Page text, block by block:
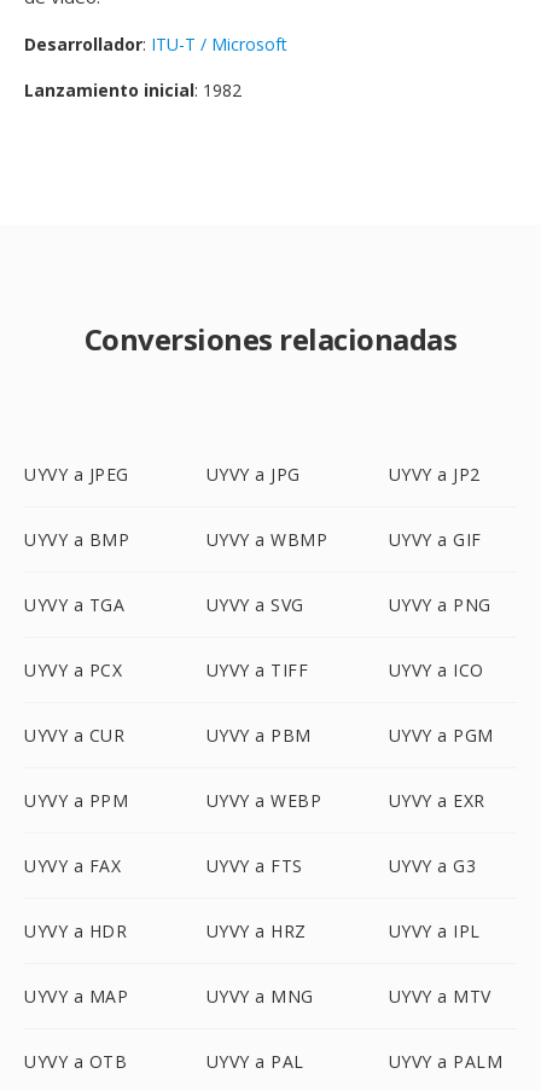
Desarrollador: ITU-T / Microsoft
Lanzamiento inicial: 1982
Conversiones relacionadas
UYVY a JPEG UYVY a JPG UYVY a JP2
UYVY a BMP UYVY a WBMP UYVY a GIF
UYVY a TGA UYVY a SVG UYVY a PNG
UYVY a PCX UYVY a TIFF UYVY a ICO
UYVY a CUR UYVY a PBM UYVY a PGM
UYVY a PPM UYVY a WEBP UYVY a EXR
UYVY a FAX UYVY a FTS UYVY a G3
UYVY a HDR UYVY a HRZ UYVY a IPL
UYVY a MAP UYVY a MNG UYVY a MTV
UYVY a OTB UYVY a PAL UYVY a PALM